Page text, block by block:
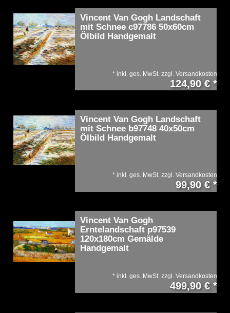
Vincent Van Gogh Landschaft
mit Schnee c97786 50x60cm
Ölbild Handgemalt
124,90 € *
* inkl. ges. MwSt. zzgl. Versandkosten
Vincent Van Gogh Landschaft
mit Schnee b97748 40x50cm
Ölbild Handgemalt
99,90 € *
* inkl. ges. MwSt. zzgl. Versandkosten
Vincent Van Gogh
Erntelandschaft p97539
120x180cm Gemälde
Handgemalt
499,90 € *
* inkl. ges. MwSt. zzgl. Versandkosten